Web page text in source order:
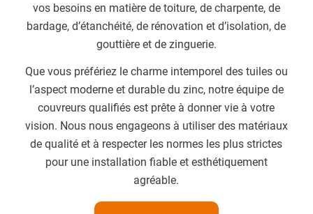
vos besoins en matière de toiture, de charpente, de
bardage, d’étanchéité, de rénovation et d’isolation, de
gouttière et de zinguerie.
Que vous préfériez le charme intemporel des tuiles ou
l’aspect moderne et durable du zinc, notre équipe de
couvreurs qualifiés est prête à donner vie à votre
vision. Nous nous engageons à utiliser des matériaux
de qualité et à respecter les normes les plus strictes
pour une installation fiable et esthétiquement
agréable.